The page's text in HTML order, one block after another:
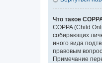
Что такое
COPPA (Child
собирающих
иного вида
правовым
Примечание